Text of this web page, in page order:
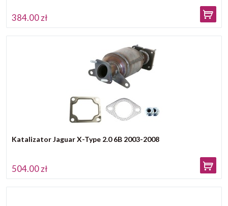
384.00 zł
Katalizator Jaguar X-Type 2.0 6B 2003-2008
504.00 zł